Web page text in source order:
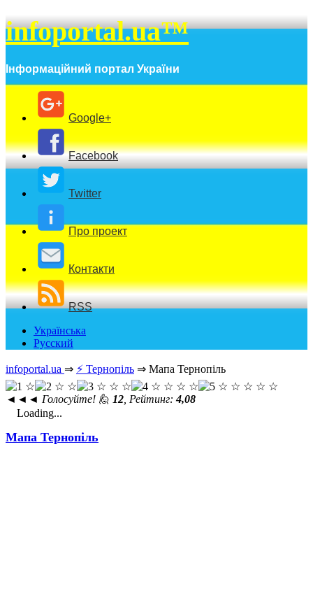
infoportal.ua™
Інформаційний портал України
Google+
Facebook
Twitter
Про проект
Контакти
RSS
Українська
Русский
infoportal.ua ⇒ ⚡ Тернопіль ⇒ Мапа Тернопіль
◄◄◄ Голосуйте! 🙋 12 , Рейтинг:4,08
Loading...
Мапа Тернопіль